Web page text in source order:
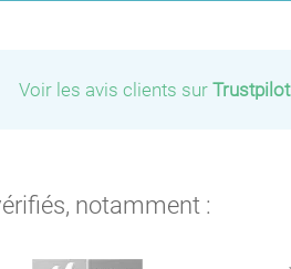
Voir les avis clients sur Trustpilot
notamment :